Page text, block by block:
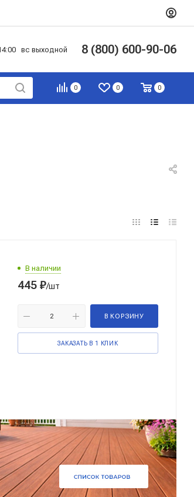
вс выходной 8 (800) 600-90-06
0 0 0
В наличии
445 ₽/шт
В КОРЗИНУ
ЗАКАЗАТЬ В 1 КЛИК